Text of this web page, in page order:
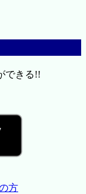
できる!!
方